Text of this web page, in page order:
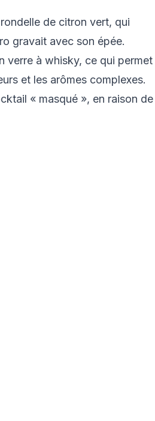
de citron vert, qui
gravait avec son épée.
verre à whisky, ce qui permet
et les arômes complexes.
« masqué », en raison de